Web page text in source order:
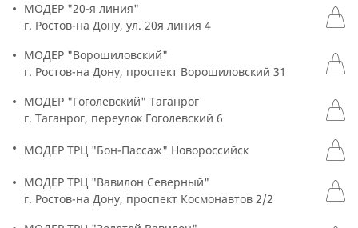
МОДЕР "20-я линия"
г. Ростов-на Дону, ул. 20я линия 4
МОДЕР "Ворошиловский"
г. Ростов-на Дону, проспект Ворошиловский 31
МОДЕР "Гоголевский" Таганрог
г. Таганрог, переулок Гоголевский 6
МОДЕР ТРЦ "Бон-Пассаж" Новороссийск
МОДЕР ТРЦ "Вавилон Северный"
г. Ростов-на Дону, проспект Космонавтов 2/2